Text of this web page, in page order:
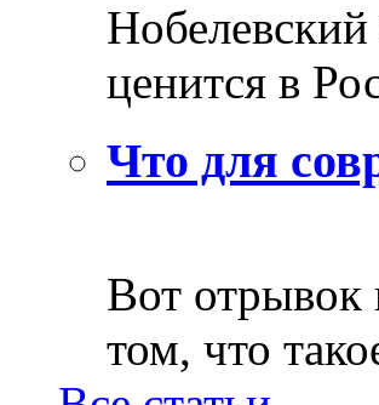
ценится в
Что для
Вот отрывок
том, что